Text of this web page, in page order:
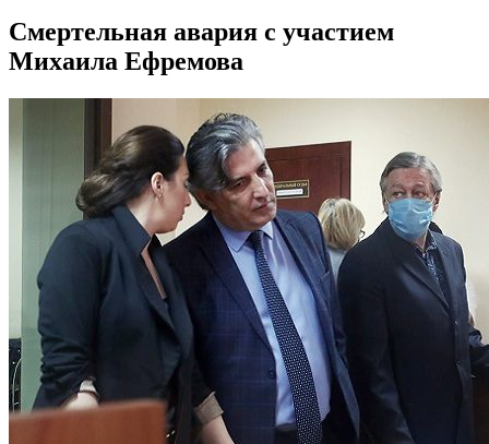
Смертельная авария с участием
Михаила Ефремова